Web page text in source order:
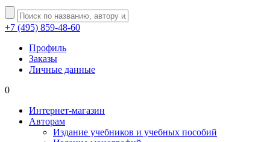
+7 (495) 859-48-60
Профиль
Заказы
Личные данные
0
Интернет-магазин
Авторам
Издание учебников и учебных пособий